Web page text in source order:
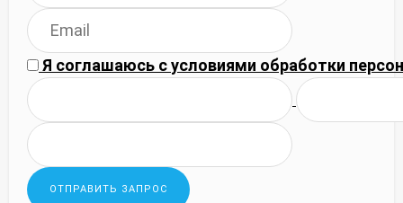
Я соглашаюсь сусловиями обработки